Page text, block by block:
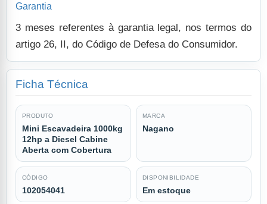
Garantia
3 meses referentes à garantia legal, nos termos do
artigo 26, II, do Código de Defesa do Consumidor.
Ficha Técnica
PRODUTO
Mini Escavadeira 1000kg
12hp a Diesel Cabine
Aberta com Cobertura
MARCA
Nagano
CÓDIGO
102054041
DISPONIBILIDADE
Em estoque